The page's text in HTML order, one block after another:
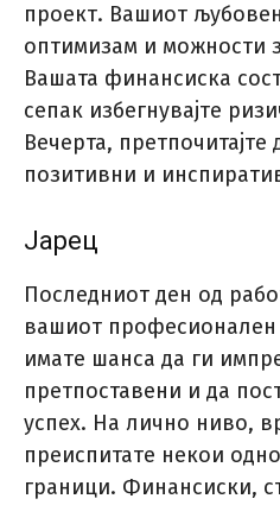
проект. Вашиот
оптимизам и можности
Вашата финансиска
сепак избегнувајте
Вечерта,
позитивни и
Јарец
Последниот ден од
вашиот професионален
имате шанса да ги
претпоставени и да
успех. На лично ниво,
преиспитате некои
граници. Финансиски,